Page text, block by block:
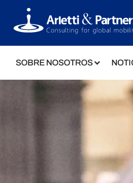
SOBRE NOSOTROS